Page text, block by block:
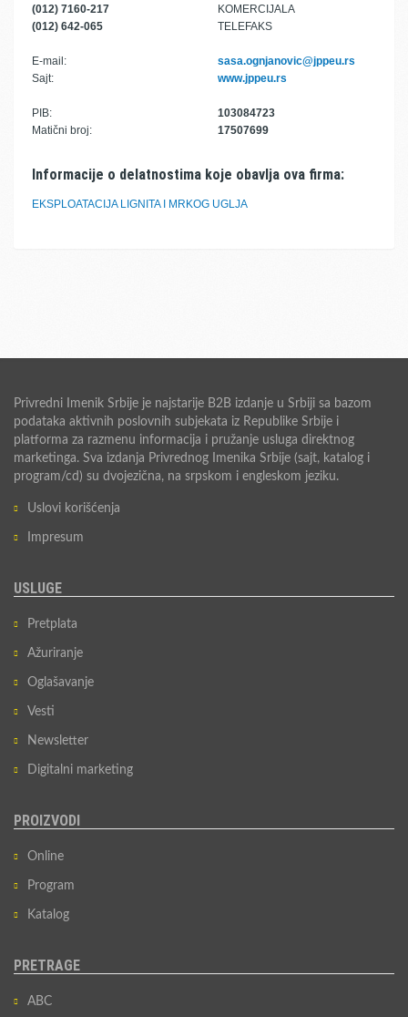
(012) 7160-217
KOMERCIJALA
(012) 642-065
TELEFAKS
E-mail:
sasa.ognjanovic@jppeu.rs
Sajt:
www.jppeu.rs
PIB:
103084723
Matični broj:
17507699
Informacije o delatnostima koje obavlja ova firma:
EKSPLOATACIJA LIGNITA I MRKOG UGLJA
Privredni Imenik Srbije je najstarije B2B izdanje u Srbiji sa bazom
podataka aktivnih poslovnih subjekata iz Republike Srbije i
platforma za razmenu informacija i pružanje usluga direktnog
marketinga. Sva izdanja Privrednog Imenika Srbije (sajt, katalog i
program/cd) su dvojezična, na srpskom i engleskom jeziku.
Uslovi korišćenja
Impresum
USLUGE
Pretplata
Ažuriranje
Oglašavanje
Vesti
Newsletter
Digitalni marketing
PROIZVODI
Online
Program
Katalog
PRETRAGE
ABC